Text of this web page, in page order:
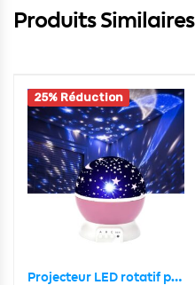
Produits Similaires
25% Réduction
Projecteur LED rotatif produisant l’image d’un ciel étoilé, idéal pour la chambre d’un enfant